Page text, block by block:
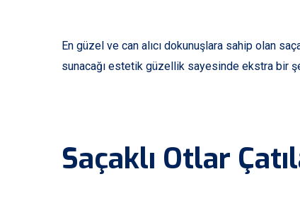
En güzel ve can alıcı dokunuşlara sahip olan
sunacağı estetik güzellik sayesinde ekstra bir
Saçaklı Otlar